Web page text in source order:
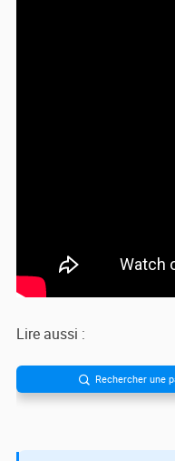
Lire aussi :
 Rechercher une